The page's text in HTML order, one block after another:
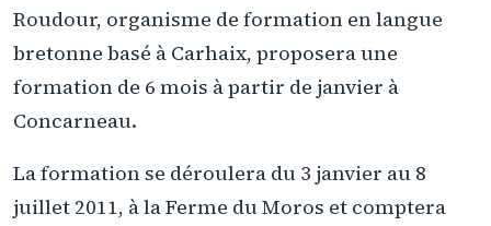
Roudour, organisme de formation en langue
bretonne basé à Carhaix, proposera une
formation de 6 mois à partir de janvier à
Concarneau.
La formation se déroulera du 3 janvier au 8
juillet 2011, à la Ferme du Moros et comptera